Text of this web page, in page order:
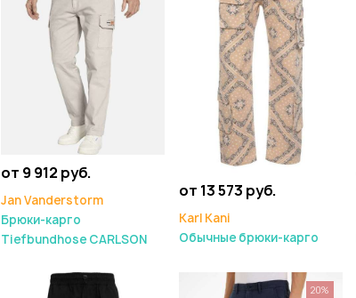
от 9 912 руб.
Jan Vanderstorm
Брюки-карго
Tiefbundhose CARLSON
от 13 573 руб.
Karl Kani
Обычные брюки-карго
20%